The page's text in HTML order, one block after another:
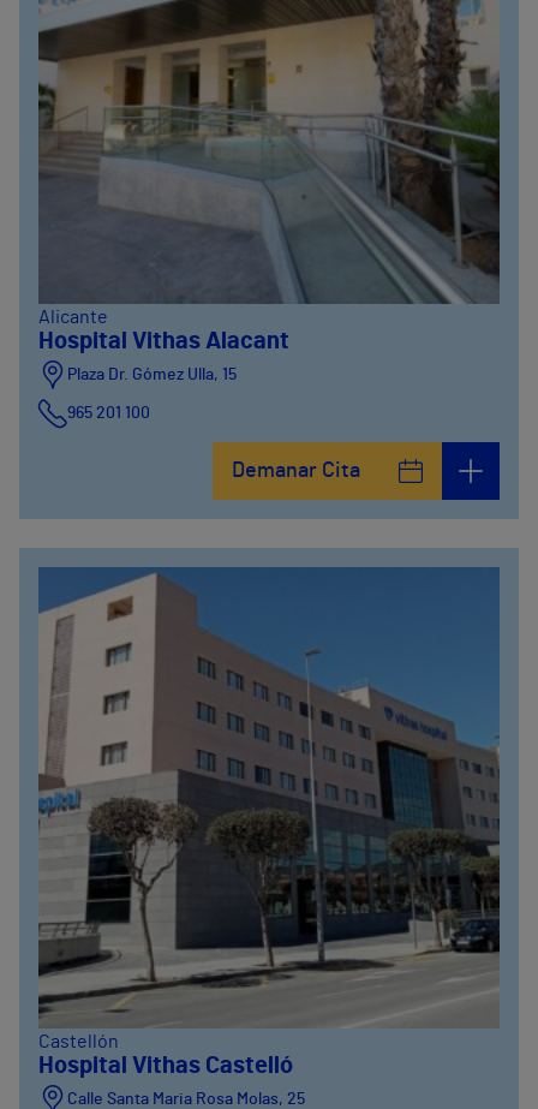
Alicante
Hospital Vithas Alacant
Plaza Dr. Gómez Ulla, 15
965 201 100
Demanar Cita
Castellón
Hospital Vithas Castelló
Calle Santa Maria Rosa Molas, 25